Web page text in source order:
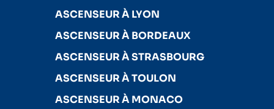
ASCENSEUR À LYON
ASCENSEUR À BORDEAUX
ASCENSEUR À STRASBOURG
ASCENSEUR À TOULON
ASCENSEUR À MONACO